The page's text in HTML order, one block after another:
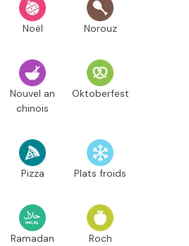
Noël Norouz
Nouvel an
chinois
Oktoberfest
Pizza Plats froids
Ramadan Roch